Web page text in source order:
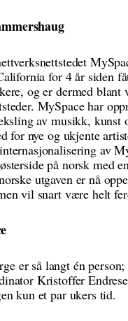
for 4 år siden
og er dermed blant
MySpace har
av musikk, kunst
for nye og ukjente
av
på norsk med
utgaven er nå
vil snart være helt
er så langt én
Kristoffer
kun et par ukers tid.